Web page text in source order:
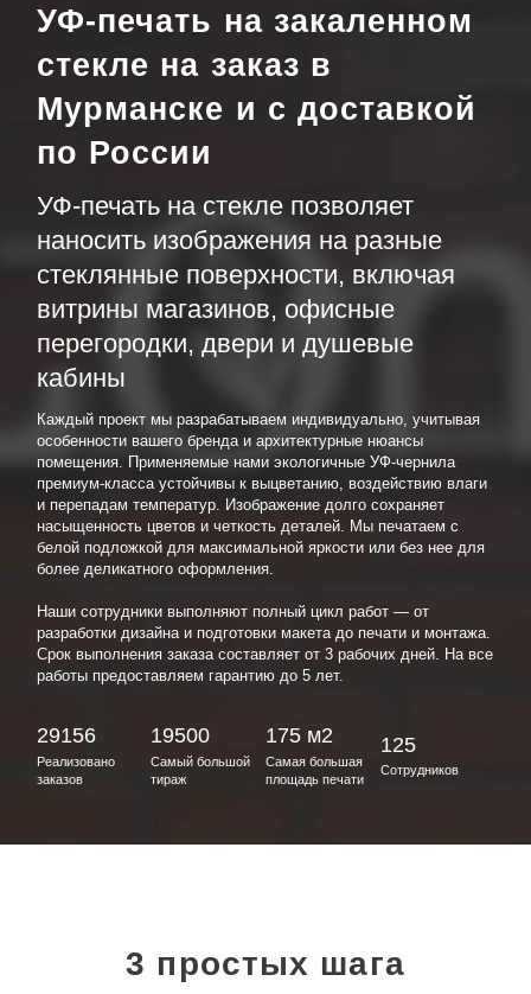
УФ-печать на закаленном
стекле на заказ в
Мурманске и с доставкой
по России
УФ-печать на стекле позволяет
наносить изображения на разные
стеклянные поверхности, включая
витрины магазинов, офисные
перегородки, двери и душевые
кабины
Каждый проект мы разрабатываем индивидуально, учитывая
особенности вашего бренда и архитектурные нюансы
помещения. Применяемые нами экологичные УФ-чернила
премиум-класса устойчивы к выцветанию, воздействию влаги
и перепадам температур. Изображение долго сохраняет
насыщенность цветов и четкость деталей. Мы печатаем с
белой подложкой для максимальной яркости или без нее для
более деликатного оформления.
Наши сотрудники выполняют полный цикл работ — от
разработки дизайна и подготовки макета до печати и монтажа.
Срок выполнения заказа составляет от 3 рабочих дней. На все
работы предоставляем гарантию до 5 лет.
29156
Реализовано
заказов
19500
Самый большой
тираж
175 м2
Самая большая
площадь печати
125
Сотрудников
3 простых шага